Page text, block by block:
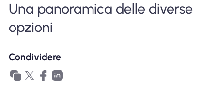
Per affari
Una panoramica delle diverse
opzioni
Condividere